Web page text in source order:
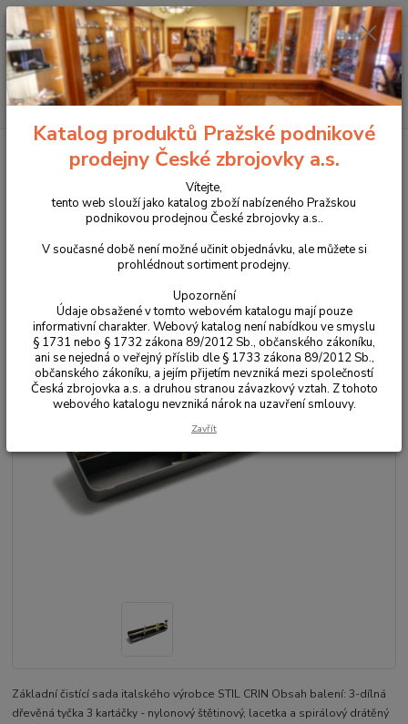
Menu
Hledat
+420 225 375 800
Péče o zbraně Čistící sada brokovnice 16
Čistící sada brokovnice 16
Základní čistící sada italského výrobce STIL CRIN Obsah balení: 3-dílná
dřevěná tyčka 3 kartáčky - nylonový štětinový, lacetka a spirálový drátěný
Katalog produktů Pražské podnikové
prodejny České zbrojovky a.s.
Vítejte,
tento web slouží jako katalog zboží nabízeného Pražskou
podnikovou prodejnou České zbrojovky a.s..
V současné době není možné učinit objednávku, ale můžete si
prohlédnout sortiment prodejny.
Upozornění
Údaje obsažené v tomto webovém katalogu mají pouze
informativní charakter. Webový katalog není nabídkou ve smyslu
§ 1731 nebo § 1732 zákona 89/2012 Sb., občanského zákoníku,
ani se nejedná o veřejný příslib dle § 1733 zákona 89/2012 Sb.,
občanského zákoníku, a jejím přijetím nevzniká mezi společností
Česká zbrojovka a.s. a druhou stranou závazkový vztah. Z tohoto
webového katalogu nevzniká nárok na uzavření smlouvy.
Zavřít